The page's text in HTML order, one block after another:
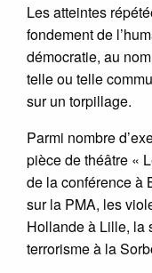
Les atteintes
fondement de
démocratie, au
telle ou telle
sur un torpillage.
Parmi nombre
pièce de théâtre «
de la conférence à
sur la PMA, les
Hollande à Lille, la
terrorisme à la